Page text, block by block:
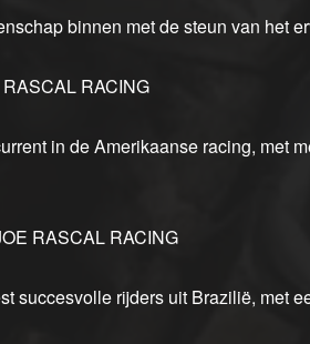
binnen met de steun van het
RACING
in de Amerikaanse racing, met
RASCAL RACING
succesvolle rijders uit Brazilië, met